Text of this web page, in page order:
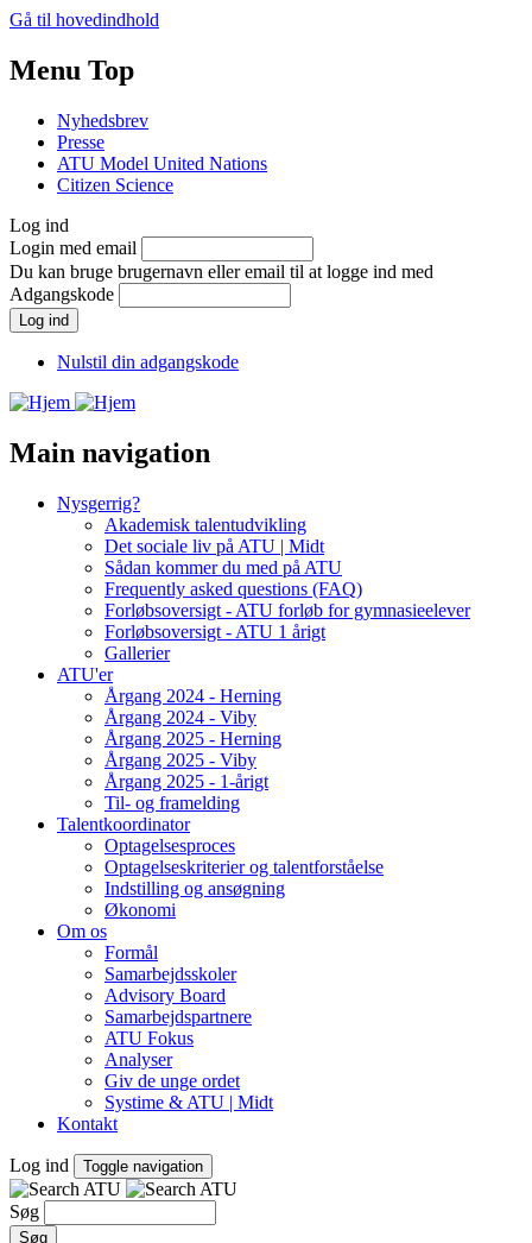
Gå til hovedindhold
Menu Top
Nyhedsbrev
Presse
ATU Model United Nations
Citizen Science
Log ind
Login med email
Du kan bruge brugernavn eller email til at logge ind med
Adgangskode
Nulstil din adgangskode
Main navigation
Nysgerrig?
Akademisk talentudvikling
Det sociale liv på ATU | Midt
Sådan kommer du med på ATU
Frequently asked questions (FAQ)
Forløbsoversigt - ATU forløb for gymnasieelever
Forløbsoversigt - ATU 1 årigt
Gallerier
ATU'er
Årgang 2024 - Herning
Årgang 2024 - Viby
Årgang 2025 - Herning
Årgang 2025 - Viby
Årgang 2025 - 1-årigt
Til- og framelding
Talentkoordinator
Optagelsesproces
Optagelseskriterier og talentforståelse
Indstilling og ansøgning
Økonomi
Om os
Formål
Samarbejdsskoler
Advisory Board
Samarbejdspartnere
ATU Fokus
Analyser
Giv de unge ordet
Systime & ATU | Midt
Kontakt
Log ind Toggle navigation
Søg